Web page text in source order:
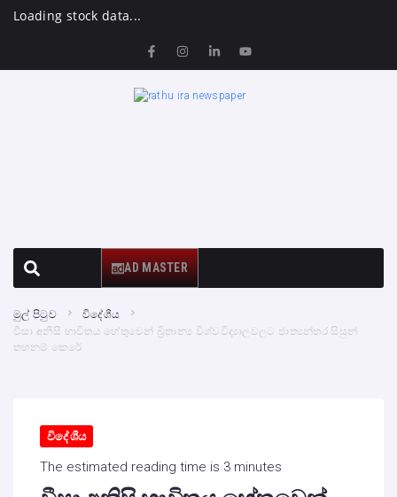
Loading stock data...
AD MASTER
මුල් පිටුව
විදේශීය
වීසා අනිසි භාවිතය හේතුවෙන් බ්‍රිතාන්‍ය විශ්වවිද්‍යාලවලට ජාත්‍යන්තර සිසුන්
තහනම් කෙරේ
විදේශීය
The estimated reading time is 3 minutes